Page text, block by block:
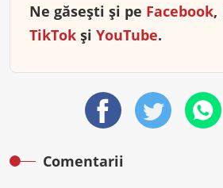
Ne găsești și pe Facebook,
TikTok și YouTube.
Comentarii